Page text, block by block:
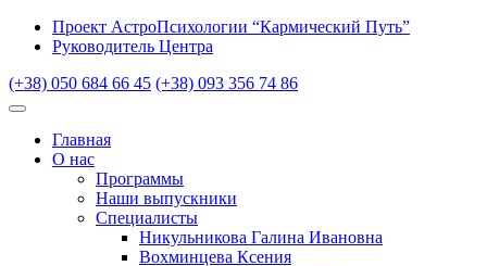
Проект АстроПсихологии “Кармический Путь”
Руководитель Центра
(+38) 050 684 66 45 (+38) 093 356 74 86
Главная
О нас
Программы
Наши выпускники
Специалисты
Никульникова Галина Ивановна
Вохминцева Ксения